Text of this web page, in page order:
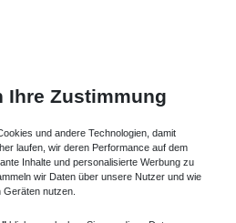
zurücktreten?
Ihre Zustimmung
und andere Technologien, damit
laufen, wir deren Performance auf dem
Inhalte und personalisierte Werbung zu
wir Daten über unsere Nutzer und wie
nutzen.